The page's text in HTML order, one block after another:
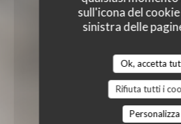
sull'icona del cookie
sinistra delle
Ok, accetta
Rifiuta tutti i
Personalizza